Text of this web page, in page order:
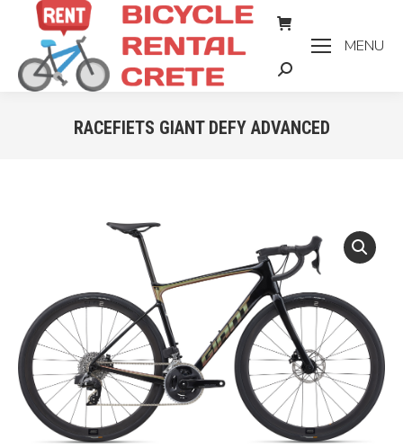
MENU
Zoeken:
RACEFIETS GIANT DEFY ADVANCED